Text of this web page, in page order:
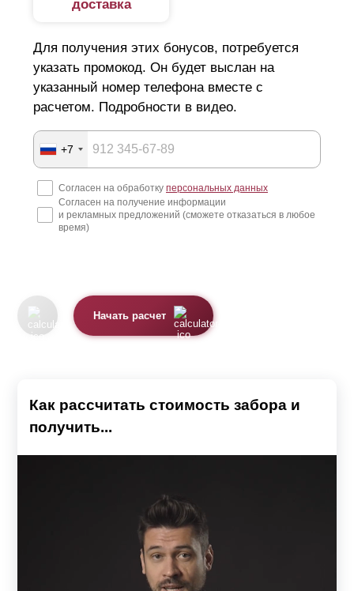
доставка
Для получения этих бонусов, потребуется
указать промокод. Он будет выслан на
указанный номер телефона вместе с
расчетом. Подробности в видео.
+7
Согласен на обработку персональных данных
Согласен на получение информации
и рекламных предложений (сможете отказаться в любое
время)
Начать расчет
Как рассчитать стоимость забора и
получить...